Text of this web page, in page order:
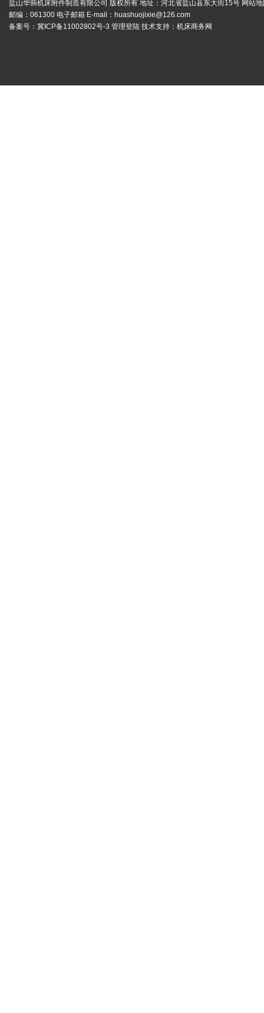
盐山华蒴机床附件制造有限公司 版权所有 地址：河北省盐山县东大街15号 网站
邮编：061300 电子邮箱 E-mail： huashuojixie@126.com
备案号： 冀ICP备11002802号-3 管理登陆 技术支持： 机床商务网